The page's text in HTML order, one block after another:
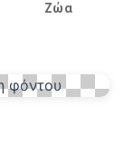
Ζώα